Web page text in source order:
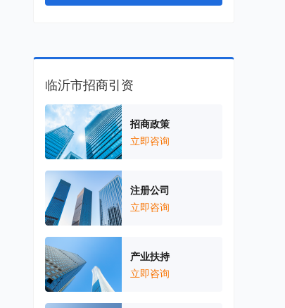
临沂市招商引资
招商政策
立即咨询
注册公司
立即咨询
产业扶持
立即咨询